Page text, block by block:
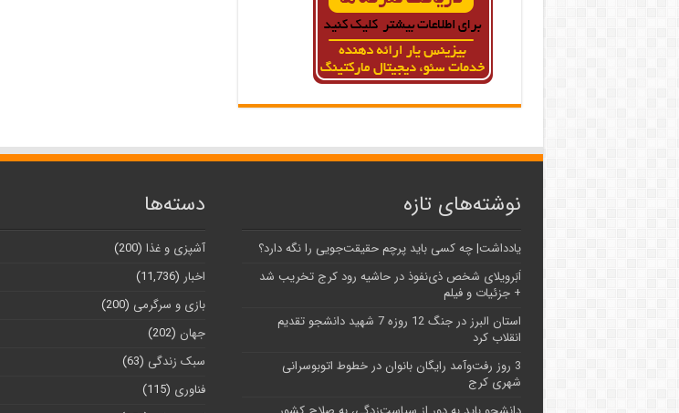
نوشته‌های تازه
یادداشت| ‌چه کسی باید پرچم حقیقت‌جویی را نگه دارد؟
اَبَر‌ویلای شخص ذی‌نفوذ در حاشیه‌ رود کرج تخریب شد
+ جزئیات و فیلم
استان البرز در جنگ 12 روزه 7 شهید دانشجو تقدیم
انقلاب کرد
3 روز رفت‌وآمد رایگان بانوان در خطوط اتوبوسرانی
شهری کرج
دسته‌ها
آشپزی و غذا (200)
اخبار (11,736)
بازی و سرگرمی (200)
جهان (202)
سبک زندگی (63)
فناوری (115)